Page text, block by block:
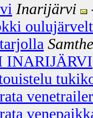
Inarijärvi
INARIJÄRVI